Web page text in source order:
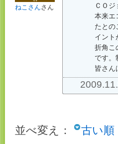
ねこさんさん
ＣＯ
本来エ
たとの
イント
折角こ
です。
皆さん
並べ変え： 古い順